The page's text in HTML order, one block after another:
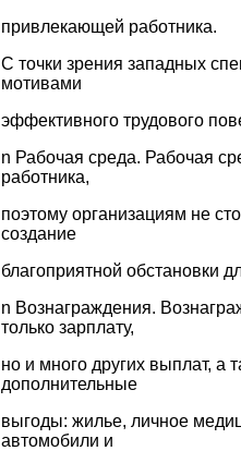
привлекающей работника.
С точки зрения западных
мотивами
эффективного трудового
n Рабочая среда. Рабочая
работника,
поэтому организациям не
создание
благоприятной обстановки
n Вознаграждения.
только зарплату,
но и много других выплат, а
дополнительные
выгоды: жилье, личное
автомобили и